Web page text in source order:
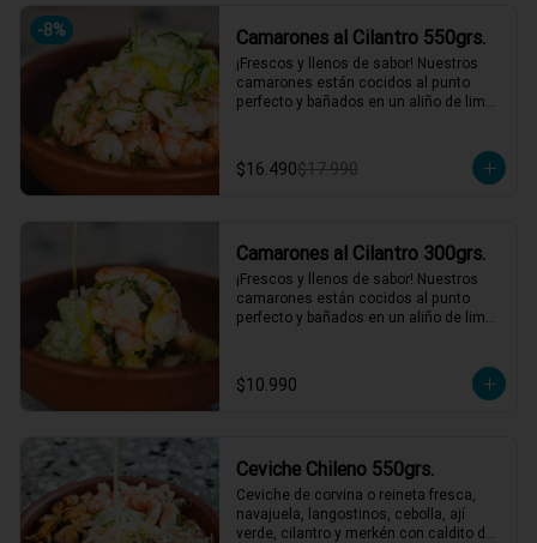
*El peso neto corresponde al producto
en su presentación completa, salsas o
acompañamientos incluidos.
-8% Camarones al Cilantro 550grs.
¡Frescos y llenos de sabor! Nuestros
camarones están cocidos al punto
perfecto y bañados en un aliño de limón
que le da ese toque final irresistible.
¡Perfectos para una comida rápida y
*El peso neto corresponde al producto
en su presentación completa, salsas o
acompañamientos incluidos.
$16.490$17.990
Camarones al Cilantro 300grs.
¡Frescos y llenos de sabor! Nuestros
camarones están cocidos al punto
perfecto y bañados en un aliño de limón
que le da ese toque final irresistible.
¡Perfectos para una comida rápida y
*El peso neto corresponde al producto
en su presentación completa, salsas o
acompañamientos incluidos.
$10.990
Ceviche Chileno 550grs.
Ceviche de corvina o reineta fresca,
navajuela, langostinos, cebolla, ají
verde, cilantro y merkén con caldito de